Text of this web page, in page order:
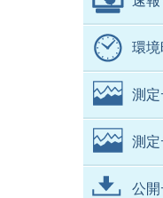
環境
測
測
公開